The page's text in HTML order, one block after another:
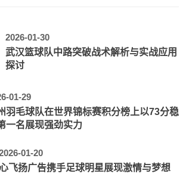
2026-01-30
武汉篮球队中路突破战术解析与实战应用
探讨
01-29
羽毛球队在世界锦标赛积分榜上以73分稳
一名展现强劲实力
01-20
飞扬广告携手足球明星展现激情与梦想